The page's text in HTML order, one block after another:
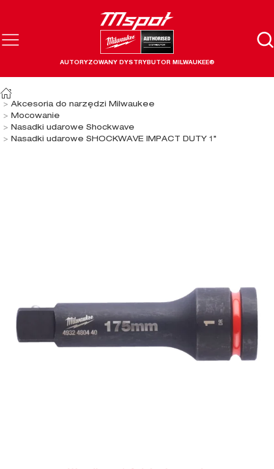
AUTORYZOWANY DYSTRYBUTOR MILWAUKEE®
Akcesoria do narzędzi Milwaukee
Mocowanie
Nasadki udarowe Shockwave
Nasadki udarowe SHOCKWAVE IMPACT DUTY 1"